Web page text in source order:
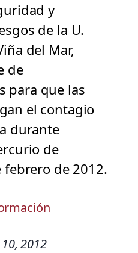
y
de la U.
del Mar,
de
para que las
el contagio
durante
de
febrero de 2012.
2012